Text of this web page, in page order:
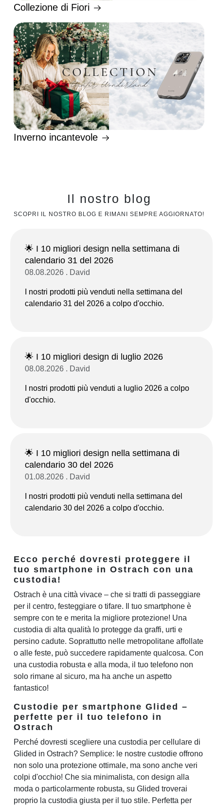
Collezione di Fiori
Inverno incantevole
Il nostro blog
SCOPRI IL NOSTRO BLOG E RIMANI SEMPRE AGGIORNATO!
🌟 I 10 migliori design nella settimana di
calendario 31 del 2026
08.08.2026 . David
I nostri prodotti più venduti nella settimana del
calendario 31 del 2026 a colpo d'occhio.
🌟 I 10 migliori design di luglio 2026
08.08.2026 . David
I nostri prodotti più venduti a luglio 2026 a colpo
d'occhio.
🌟 I 10 migliori design nella settimana di
calendario 30 del 2026
01.08.2026 . David
I nostri prodotti più venduti nella settimana del
calendario 30 del 2026 a colpo d'occhio.
Ecco perché dovresti proteggere il
tuo smartphone in Ostrach con una
custodia!
Ostrach è una città vivace – che si tratti di passeggiare
per il centro, festeggiare o tifare. Il tuo smartphone è
sempre con te e merita la migliore protezione! Una
custodia di alta qualità lo protegge da graffi, urti e
persino cadute. Soprattutto nelle metropolitane affollate
o alle feste, può succedere rapidamente qualcosa. Con
una custodia robusta e alla moda, il tuo telefono non
solo rimane al sicuro, ma ha anche un aspetto
fantastico!
Custodie per smartphone Glided –
perfette per il tuo telefono in
Ostrach
Perché dovresti scegliere una custodia per cellulare di
Glided in Ostrach? Semplice: le nostre custodie offrono
non solo una protezione ottimale, ma sono anche veri
colpi d'occhio! Che sia minimalista, con design alla
moda o particolarmente robusta, su Glided troverai
proprio la custodia giusta per il tuo stile. Perfetta per